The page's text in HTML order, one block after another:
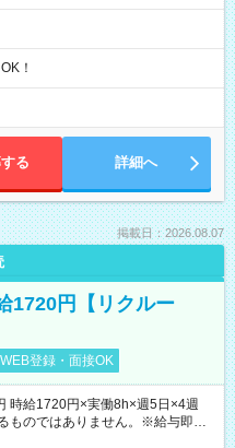
！
る 詳細へ
掲載日：2026.08.07
1720円【リクルー
WEB登録・面接OK
給1720円×実働8h×週5日×4週
ものではありません。※給与即受
有）